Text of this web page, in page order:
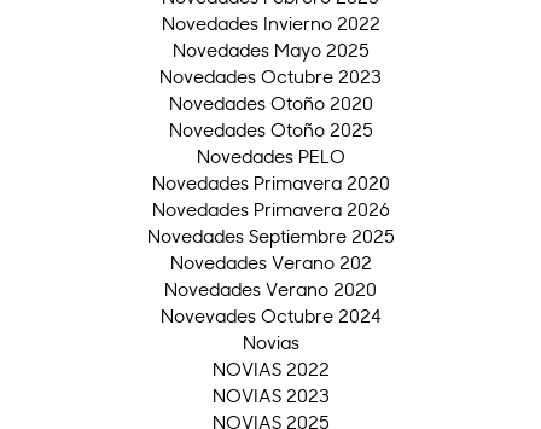
Novedades Invierno 2022
Novedades Mayo 2025
Novedades Octubre 2023
Novedades Otoño 2020
Novedades Otoño 2025
Novedades PELO
Novedades Primavera 2020
Novedades Primavera 2026
Novedades Septiembre 2025
Novedades Verano 202
Novedades Verano 2020
Novevades Octubre 2024
Novias
NOVIAS 2022
NOVIAS 2023
NOVIAS 2025